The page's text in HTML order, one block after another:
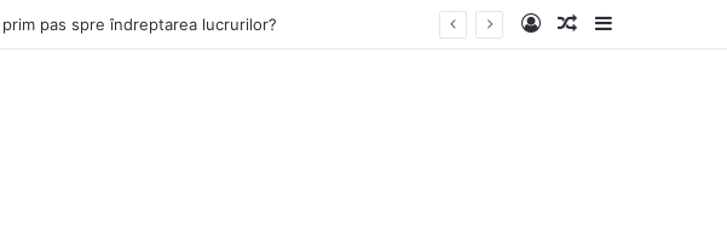
clar înaintea duelului cu CS Afumați Log InArticol aleatoriu
Sidebar